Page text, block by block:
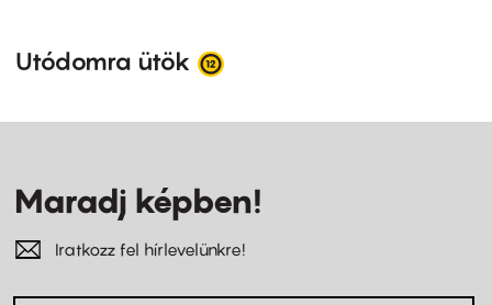
Utódomra ütök
Maradj képben!
Iratkozz fel hírlevelünkre!